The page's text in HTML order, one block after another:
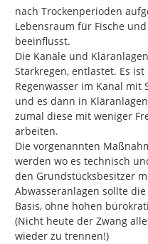
nach Trockenperioden
Lebensraum für Fische
beeinflusst.
Die Kanäle und
Starkregen, entlastet. Es
Regenwasser im Kanal mit
und es dann in
zumal diese mit weniger
arbeiten.
Die vorgenannten
werden wo es technisch
den Grundstücksbesitzer
Abwasseranlagen sollte
Basis, ohne hohen
(Nicht heute der Zwang
wieder zu trennen!)